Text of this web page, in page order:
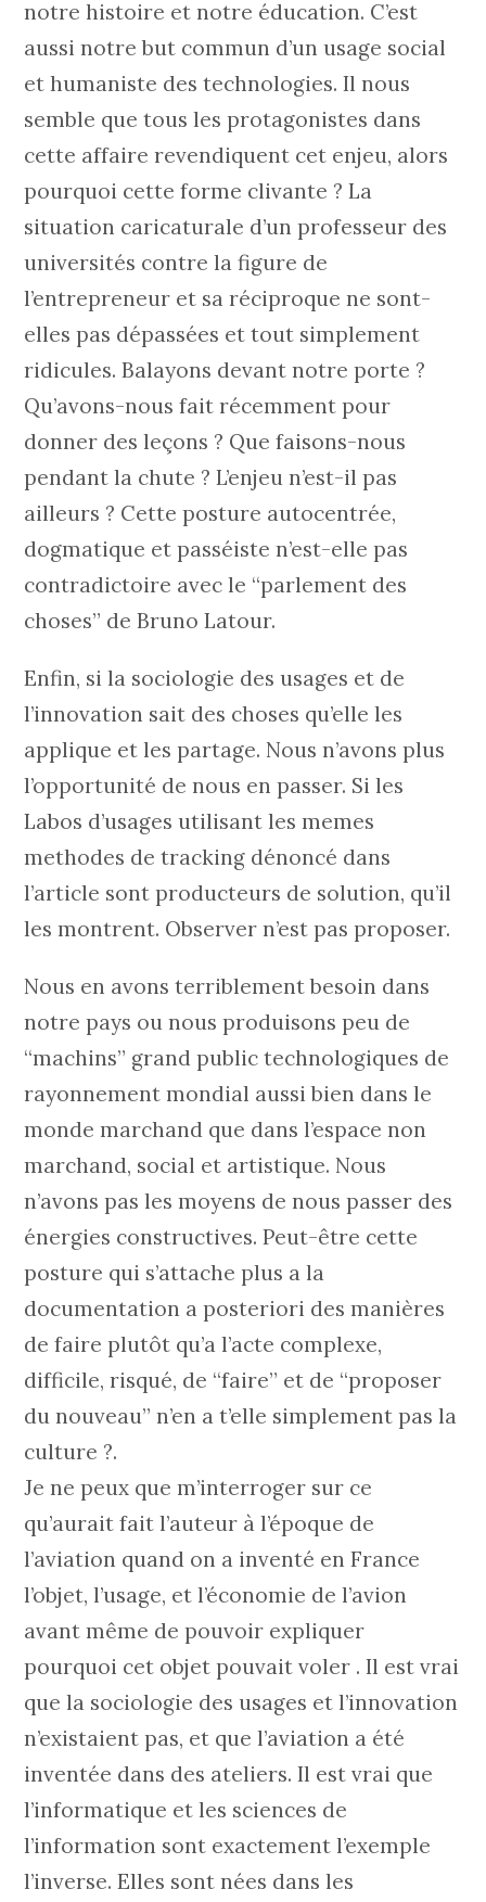
notre histoire et notre éducation. C’est
aussi notre but commun d’un usage social
et humaniste des technologies. Il nous
semble que tous les protagonistes dans
cette affaire revendiquent cet enjeu, alors
pourquoi cette forme clivante ? La
situation caricaturale d’un professeur des
universités contre la figure de
l’entrepreneur et sa réciproque ne sont-
elles pas dépassées et tout simplement
ridicules. Balayons devant notre porte ?
Qu’avons-nous fait récemment pour
donner des leçons ? Que faisons-nous
pendant la chute ? L’enjeu n’est-il pas
ailleurs ? Cette posture autocentrée,
dogmatique et passéiste n’est-elle pas
contradictoire avec le “parlement des
choses” de Bruno Latour.
Enfin, si la sociologie des usages et de
l’innovation sait des choses qu’elle les
applique et les partage. Nous n’avons plus
l’opportunité de nous en passer. Si les
Labos d’usages utilisant les memes
methodes de tracking dénoncé dans
l’article sont producteurs de solution, qu’il
les montrent. Observer n’est pas proposer.
Nous en avons terriblement besoin dans
notre pays ou nous produisons peu de
“machins” grand public technologiques de
rayonnement mondial aussi bien dans le
monde marchand que dans l’espace non
marchand, social et artistique. Nous
n’avons pas les moyens de nous passer des
énergies constructives. Peut-être cette
posture qui s’attache plus a la
documentation a posteriori des manières
de faire plutôt qu’a l’acte complexe,
difficile, risqué, de “faire” et de “proposer
du nouveau” n’en a t’elle simplement pas la
culture ?.
Je ne peux que m’interroger sur ce
qu’aurait fait l’auteur à l’époque de
l’aviation quand on a inventé en France
l’objet, l’usage, et l’économie de l’avion
avant même de pouvoir expliquer
pourquoi cet objet pouvait voler . Il est vrai
que la sociologie des usages et l’innovation
n’existaient pas, et que l’aviation a été
inventée dans des ateliers. Il est vrai que
l’informatique et les sciences de
l’information sont exactement l’exemple
l’inverse. Elles sont nées dans les